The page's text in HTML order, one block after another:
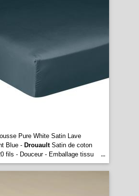
Pure White Satin Lave
Blue - DrouaultSatin de coton
fils - Douceur - Emballage tissu
...